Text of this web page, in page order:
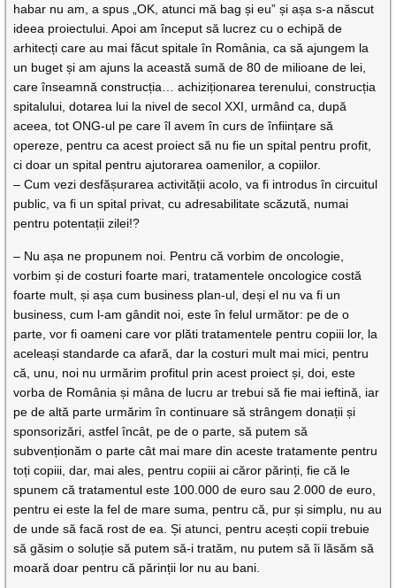
habar nu am, a spus „OK, atunci mă bag și eu” și așa s-a născut
ideea proiectului. Apoi am început să lucrez cu o echipă de
arhitecți care au mai făcut spitale în România, ca să ajungem la
un buget și am ajuns la această sumă de 80 de milioane de lei,
care înseamnă construcția… achiziționarea terenului, construcția
spitalului, dotarea lui la nivel de secol XXI, urmând ca, după
aceea, tot ONG-ul pe care îl avem în curs de înființare să
opereze, pentru ca acest proiect să nu fie un spital pentru profit,
ci doar un spital pentru ajutorarea oamenilor, a copiilor.
– Cum vezi desfășurarea activității acolo, va fi introdus în circuitul
public, va fi un spital privat, cu adresabilitate scăzută, numai
pentru potentații zilei!?
– Nu așa ne propunem noi. Pentru că vorbim de oncologie,
vorbim și de costuri foarte mari, tratamentele oncologice costă
foarte mult, și așa cum business plan-ul, deși el nu va fi un
business, cum l-am gândit noi, este în felul următor: pe de o
parte, vor fi oameni care vor plăti tratamentele pentru copiii lor, la
aceleași standarde ca afară, dar la costuri mult mai mici, pentru
că, unu, noi nu urmărim profitul prin acest proiect și, doi, este
vorba de România și mâna de lucru ar trebui să fie mai ieftină, iar
pe de altă parte urmărim în continuare să strângem donații și
sponsorizări, astfel încât, pe de o parte, să putem să
subvenționăm o parte cât mai mare din aceste tratamente pentru
toți copiii, dar, mai ales, pentru copiii ai căror părinți, fie că le
spunem că tratamentul este 100.000 de euro sau 2.000 de euro,
pentru ei este la fel de mare suma, pentru că, pur și simplu, nu au
de unde să facă rost de ea. Și atunci, pentru acești copii trebuie
să găsim o soluție să putem să-i tratăm, nu putem să îi lăsăm să
moară doar pentru că părinții lor nu au bani.